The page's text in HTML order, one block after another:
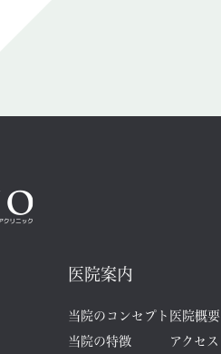
医院案内
当院のコンセプト
当院の特徴
医院概要
アクセス